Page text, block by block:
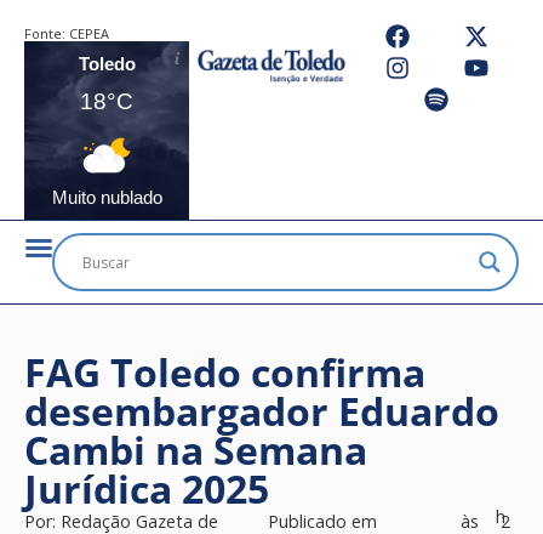
Fonte: CEPEA
Toledo
18°C
Muito nublado
FAG Toledo confirma
desembargador Eduardo
Cambi na Semana
Jurídica 2025
Por: Redação Gazeta de
Publicado em
às
h2